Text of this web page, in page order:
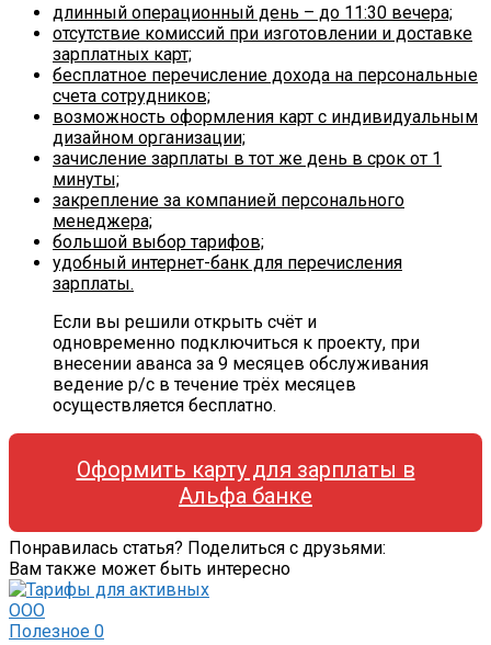
длинный операционный день – до 11:30 вечера;
отсутствие комиссий при изготовлении и доставке
зарплатных карт;
бесплатное перечисление дохода на персональные
счета сотрудников;
возможность оформления карт с индивидуальным
дизайном организации;
зачисление зарплаты в тот же день в срок от 1
минуты;
закрепление за компанией персонального
менеджера;
большой выбор тарифов;
удобный интернет-банк для перечисления
зарплаты.
Если вы решили открыть счёт и
одновременно подключиться к проекту, при
внесении аванса за 9 месяцев обслуживания
ведение р/с в течение трёх месяцев
осуществляется бесплатно.
Оформить карту для зарплаты в
Альфа банке
Понравилась статья? Поделиться с друзьями:
Вам также может быть интересно
Полезное 0